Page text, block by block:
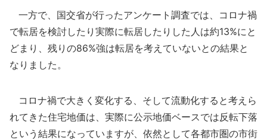
一方で、国交省が行ったアンケート調査では、コロナ禍
で転居を検討したり実際に転居したりした人は約13%にと
どまり、残りの86%強は転居を考えていないとの結果と
なりました。
コロナ禍で大きく変化する、そして流動化すると考えら
れてきた住宅地価は、実際に公示地価ベースでは反転下落
という結果になっていますが、依然として各都市圏の市街